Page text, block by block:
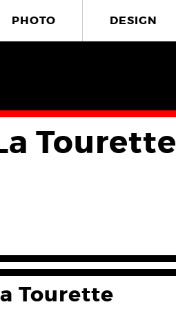
PHOTO DESIGN
Tourette
Tourette